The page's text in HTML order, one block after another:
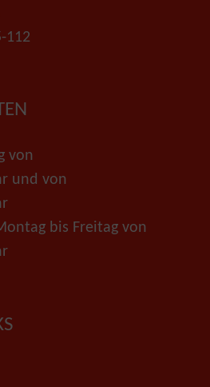
112
von
und von
bis Freitag von